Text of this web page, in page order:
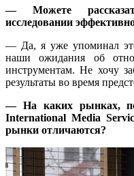
— Можете
исследовании
— Да, я уже упоминал
наши ожидания об
инструментам. Не хочу
результаты во время
— На каких рынках,
International Media
рынки отличаются?